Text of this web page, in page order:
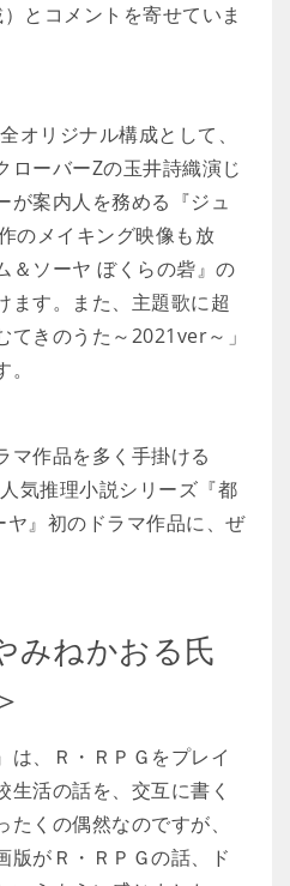
とコメントを寄せていま
オリジナル構成として、
ローバーZの玉井詩織演じ
が案内人を務める『ジュ
のメイキング映像も放
＆ソーヤ ぼくらの砦』の
ます。また、主題歌に超
きのうた～2021ver～」
作品を多く手掛ける
気推理小説シリーズ『都
』初のドラマ作品に、ぜ
みねかおる氏
は、Ｒ・ＲＰＧをプレイ
活の話を、交互に書く
くの偶然なのですが、
版がＲ・ＲＰＧの話、ド